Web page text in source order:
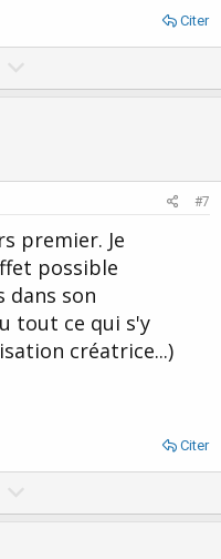
Citer
o
v
e
#7
premier. Je
possible
dans son
tout ce qui s'y
créatrice...)
Citer
o